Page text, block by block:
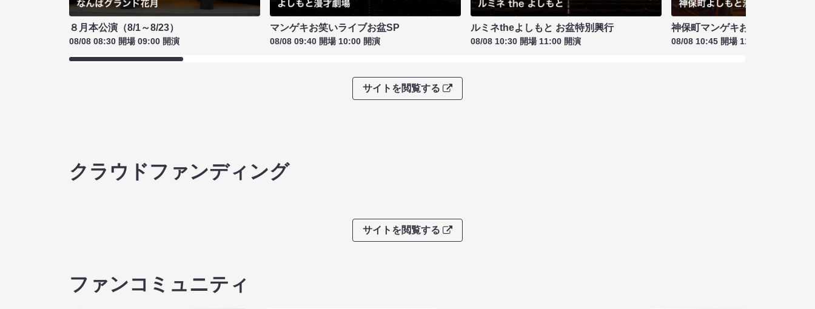
８月本公演（8/1～8/23）
08/08 08:30 開場 09:00 開演
マンゲキお笑いライブお盆SP
08/08 09:40 開場 10:00 開演
ルミネtheよしもと お盆特別興行
08/08 10:30 開場 11:00 開演
神保町マンゲキお笑いライブ お
08/08 10:45 開場 11:00 開演
サイトを閲覧する
クラウドファンディング
サイトを閲覧する
ファンコミュニティ